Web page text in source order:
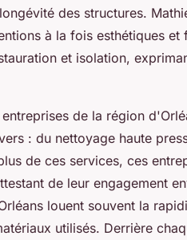
des structures.
à la fois esthétiques
et isolation,
de la région
: du nettoyage haute
de ces services, ces
de leur engagement
louent souvent la
utilisés. Derrière